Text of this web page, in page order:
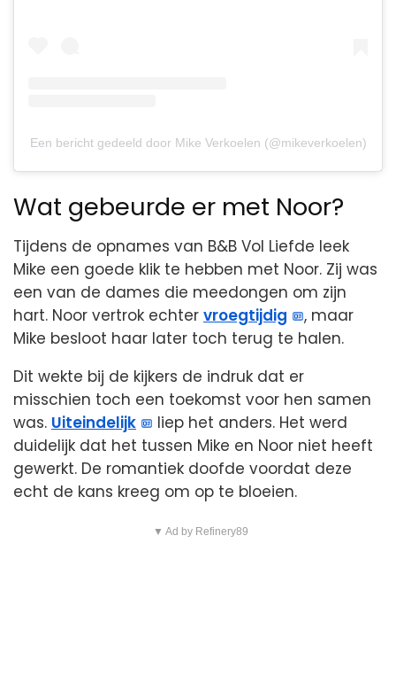
Een bericht gedeeld door Mike Verkoelen (@mikeverkoelen)
Wat gebeurde er met Noor?
Tijdens de opnames van B&B Vol Liefde leek
Mike een goede klik te hebben met Noor. Zij was
een van de dames die meedongen om zijn
hart. Noor vertrok echter vroegtijdig
, maar
Mike besloot haar later toch terug te halen.
Dit wekte bij de kijkers de indruk dat er
misschien toch een toekomst voor hen samen
was. Uiteindelijk
liep het anders. Het werd
duidelijk dat het tussen Mike en Noor niet heeft
gewerkt. De romantiek doofde voordat deze
echt de kans kreeg om op te bloeien.
▼ Ad by Refinery89